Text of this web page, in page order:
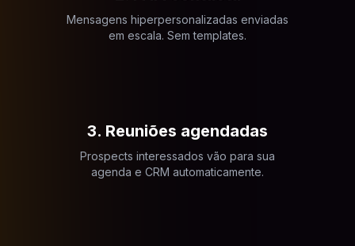
Mensagens hiperpersonalizadas enviadas
em escala. Sem templates.
3. Reuniões agendadas
Prospects interessados vão para sua
agenda e CRM automaticamente.